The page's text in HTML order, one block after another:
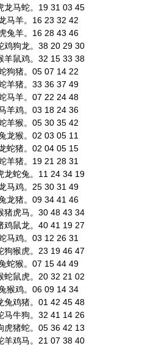
龙马蛇。19 31 03 45
马羊。16 23 32 42
兔羊。16 28 43 46
鸡狗龙。38 20 29 30
羊鼠鸡。32 15 33 38
狗猪。05 07 14 22
羊猪。33 36 37 49
马羊。07 22 24 48
羊鸡。03 18 24 36
羊猴。05 30 35 42
龙猴。02 03 05 11
蛇猪。02 04 05 15
羊猪。19 21 28 31
龙蛇兔。11 24 34 19
马鸡。25 30 31 49
龙猪。09 34 41 46
猪虎马。30 48 43 34
鸡鼠龙。40 41 19 27
马鸡。03 12 26 31
狗猴虎。23 19 46 47
蛇猴。07 15 44 49
蛇鼠虎。20 32 21 02
猴鸡。06 09 14 34
兔鸡猪。01 42 45 48
马牛狗。32 41 14 26
虎猪蛇。05 36 42 13
羊鸡马。21 07 38 40